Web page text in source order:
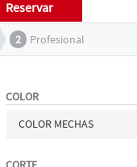
Reservar
2 Profesional
COLOR
COLOR MECHAS